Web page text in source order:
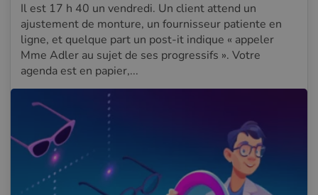
Il est 17 h 40 un vendredi. Un client attend un
ajustement de monture, un fournisseur patiente en
ligne, et quelque part un post-it indique « appeler
Mme Adler au sujet de ses progressifs ». Votre
agenda est en papier,...